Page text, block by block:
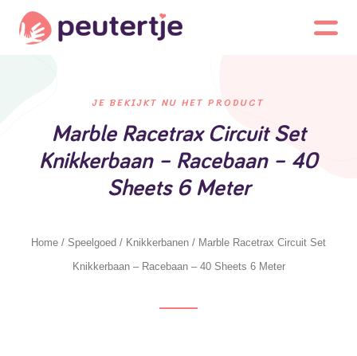
JE BEKIJKT NU HET PRODUCT
Marble Racetrax Circuit Set
Knikkerbaan – Racebaan – 40
Sheets 6 Meter
Home / Speelgoed / Knikkerbanen / Marble Racetrax Circuit Set
Knikkerbaan – Racebaan – 40 Sheets 6 Meter